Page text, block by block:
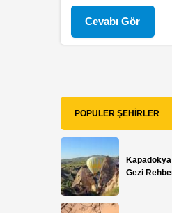
Cevabı Gör
POPÜLER ŞEHIRLER
Kapadokya
Gezi